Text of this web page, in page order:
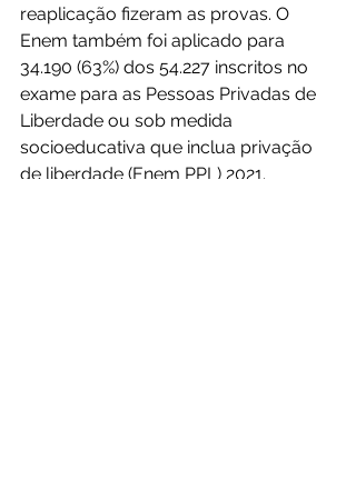
reaplicação fizeram as provas. O
Enem também foi aplicado para
34.190 (63%) dos 54.227 inscritos no
exame para as Pessoas Privadas de
Liberdade ou sob medida
socioeducativa que inclua privação
de liberdade (Enem PPL) 2021.